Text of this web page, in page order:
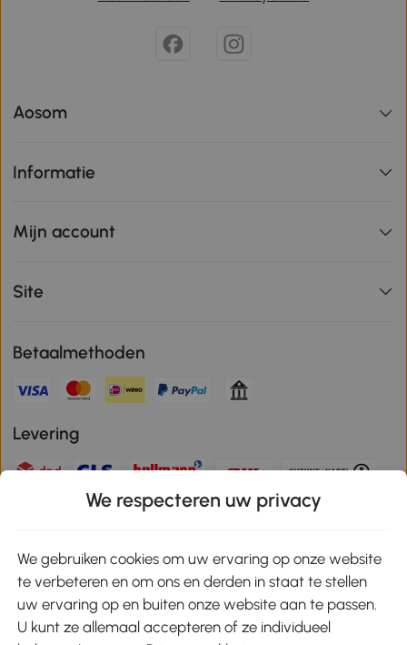
Aosom
Informatie
Mijn account
Site
Betaalmethoden
Levering
Download de app en ontvang 10% korting!
We respecteren uw privacy
We gebruiken cookies om uw ervaring op onze website
te verbeteren en om ons en derden in staat te stellen
uw ervaring op en buiten onze website aan te passen.
U kunt ze allemaal accepteren of ze individueel